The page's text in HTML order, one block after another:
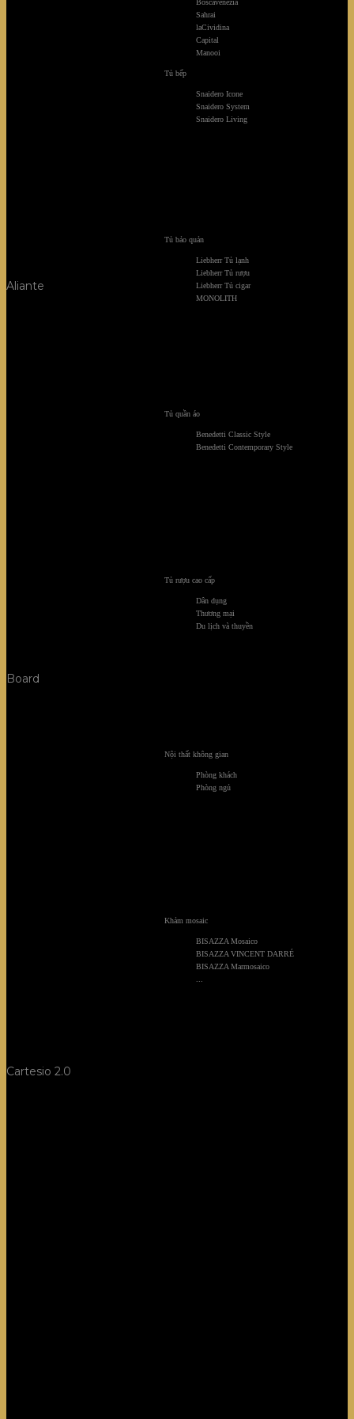
Boscavenezia
Sahrai
laCividina
Capital
Manooi
Tủ bếp
Snaidero Icone
Snaidero System
Snaidero Living
Tủ bảo quản
Liebherr Tủ lạnh
Liebherr Tủ rượu
Liebherr Tủ cigar
MONOLITH
Tủ quần áo
Benedetti Classic Style
Benedetti Contemporary Style
Tủ rượu cao cấp
Dân dụng
Thương mại
Du lịch và thuyền
Nội thất không gian
Phòng khách
Phòng ngủ
Khảm mosaic
BISAZZA Mosaico
BISAZZA VINCENT DARRÉ
BISAZZA Marmosaico
Aliante
Board
Cartesio 2.0